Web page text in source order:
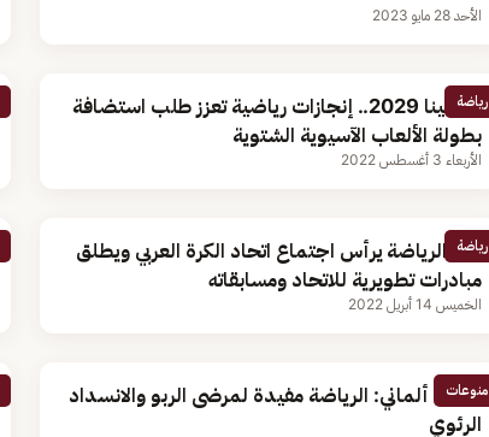
الأحد 28 مايو 2023
رياضة
تروجينا 2029.. إنجازات رياضية تعزز طلب استضافة
بطولة الألعاب الآسيوية الشتوية
الأربعاء 3 أغسطس 2022
رياضة
وزير الرياضة يرأس اجتماع اتحاد الكرة العربي ويطلق
مبادرات تطويرية للاتحاد ومسابقاته
الخميس 14 أبريل 2022
منوعات
طبيب ألماني: الرياضة مفيدة لمرضى الربو والانسداد
الرئوي